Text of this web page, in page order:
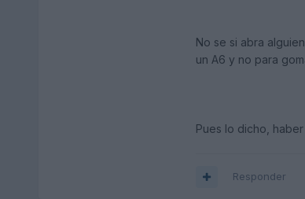
No se si abra
un A6 y no para
Pues lo dicho,
Responder